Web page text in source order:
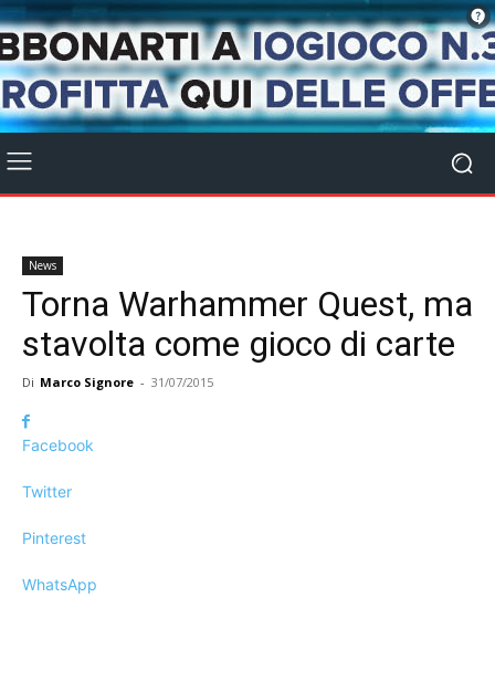
News
Torna Warhammer Quest, ma
stavolta come gioco di carte
Di Marco Signore - 31/07/2015
Facebook
Twitter
Pinterest
WhatsApp